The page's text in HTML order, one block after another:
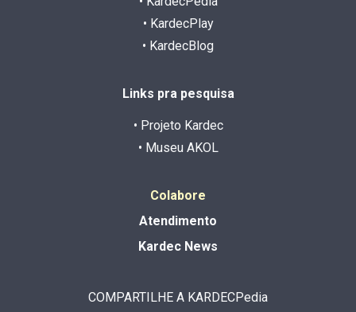
• KardecPlay
• KardecBlog
Links pra pesquisa
• Projeto Kardec
• Museu AKOL
Colabore
Atendimento
Kardec News
COMPARTILHE A KARDECPedia